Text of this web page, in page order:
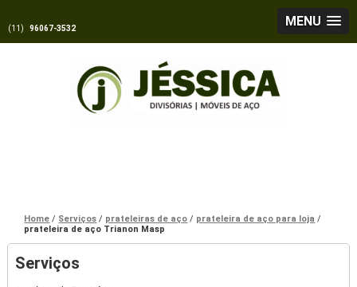
MENU
(11) 96067-3532
Home Serviços prateleiras de aço
prateleira de aço para loja
prateleira de aço Trianon Masp
Serviços